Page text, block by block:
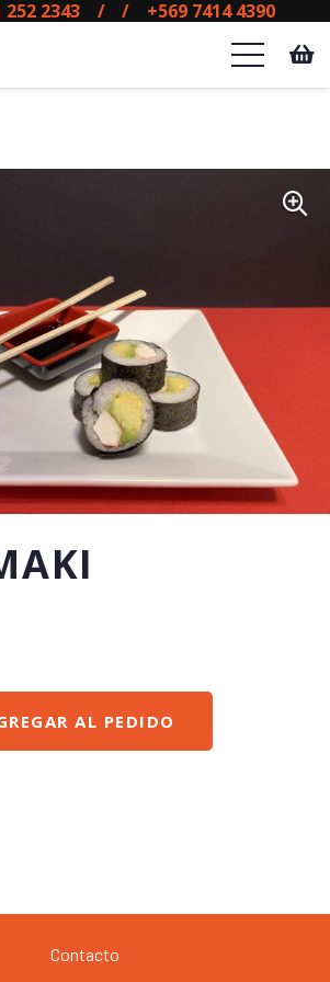
252 2343 / / +569 7414 4390
AL PEDIDO
Contacto